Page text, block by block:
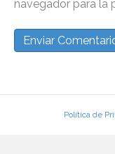
navegador para la
Política de